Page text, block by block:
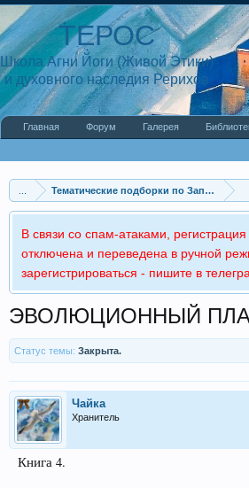
Тематические подборки по Записям
В связи со спам-атаками,
отключена и переведена в ручной
зарегистрироваться - пишите в
ЭВОЛЮЦИОННЫЙ
Статус темы: Закрыта.
Чайка
Хранитель
Книга 4.
ТЕРОС
Школа Агни Йоги (Живой Этики)
и духовного наследия Рерихов
Главная Форум Галерея